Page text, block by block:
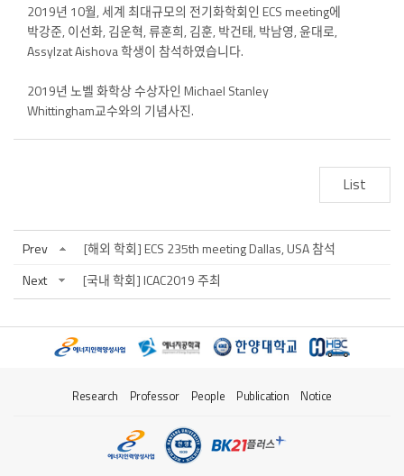
2019년 10월, 세계 최대규모의 전기화학회인 ECS meeting에
박강준, 이선화, 김운혁, 류훈희, 김훈, 박건태, 박남영, 윤대로,
Assylzat Aishova 학생이 참석하였습니다.
2019년 노벨 화학상 수상자인 Michael Stanley
Whittingham교수와의 기념사진.
List
Prev
[해외 학회] ECS 235th meeting Dallas, USA 참석
Next
[국내 학회] ICAC2019 주최
Research Professor People Publication Notice